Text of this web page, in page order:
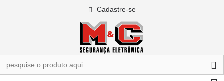
Cadastre-se